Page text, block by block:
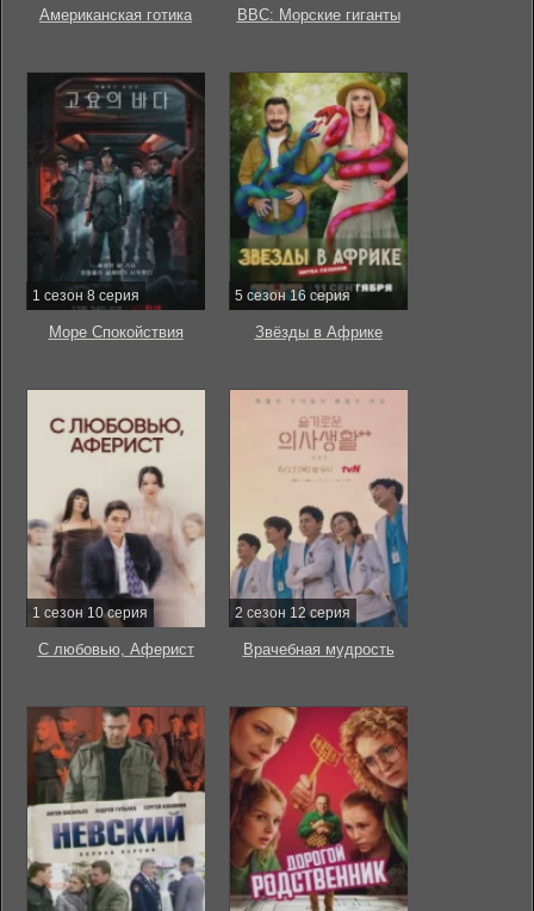
Американская готика BBC: Морские гиганты
1 сезон 8 серия
Море Спокойствия
5 сезон 16 серия
Звёзды в Африке
1 сезон 10 серия
С любовью, Аферист
2 сезон 12 серия
Врачебная мудрость